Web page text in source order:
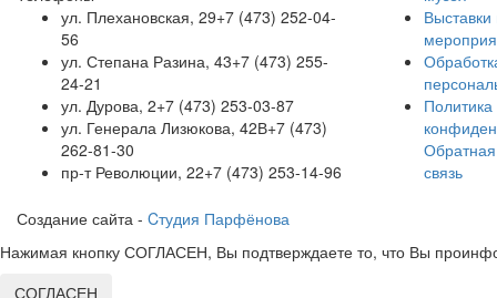
ул. Плехановская, 29+7 (473) 252-04-
56
ул. Степана Разина, 43+7 (473) 255-
24-21
ул. Дурова, 2+7 (473) 253-03-87
ул. Генерала Лизюкова, 42В+7 (473)
262-81-30
пр-т Революции, 22+7 (473) 253-14-96
Выставки
Политика
Обратная
связь
Создание сайта - Cтудия Парфёнова
Нажимая кнопку СОГЛАСЕН, Вы подтверждаете то, что Вы
СОГЛАСЕН